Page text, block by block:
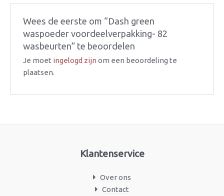
Wees de eerste om “Dash green
waspoeder voordeelverpakking- 82
wasbeurten” te beoordelen
Je moet ingelogd zijn om een beoordeling te
plaatsen.
Klantenservice
Over ons
Contact